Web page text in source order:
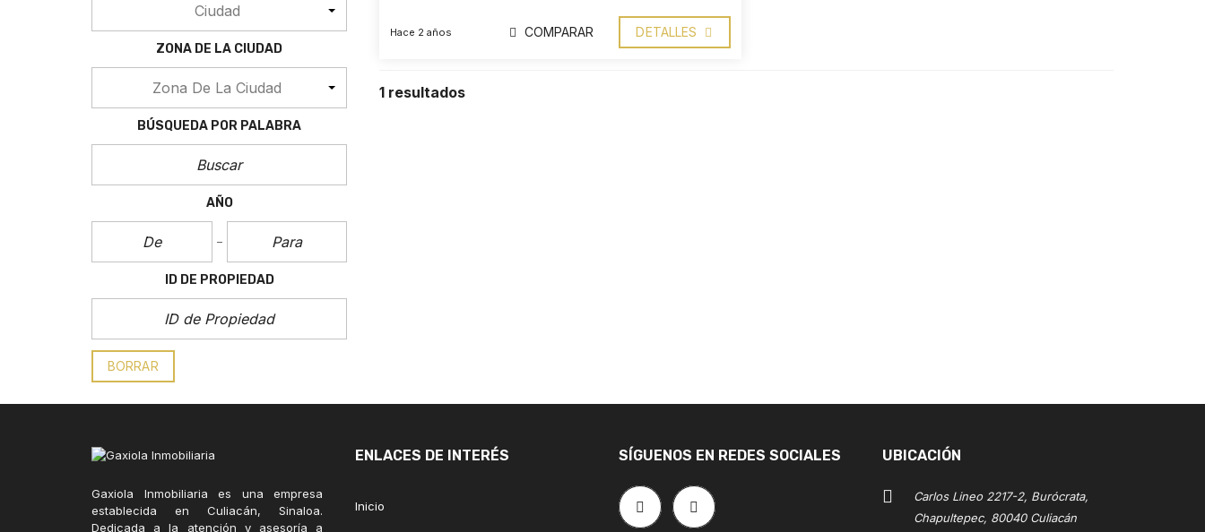
Ciudad
ZONA DE LA CIUDAD
Zona De La Ciudad
BÚSQUEDA POR PALABRA
AÑO
ID DE PROPIEDAD
BORRAR
Hace 2 años COMPARAR DETALLES
1 resultados
Gaxiola Inmobiliaria es una empresa
establecida en Culiacán, Sinaloa.
Dedicada a la atención y asesoría a
ENLACES DE INTERÉS
Inicio
SÍGUENOS EN REDES SOCIALES UBICACIÓN
Carlos Lineo 2217-2, Burócrata,
Chapultepec, 80040 Culiacán